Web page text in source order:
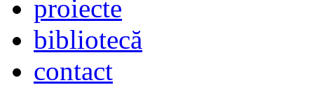
proiecte
bibliotecă
contact